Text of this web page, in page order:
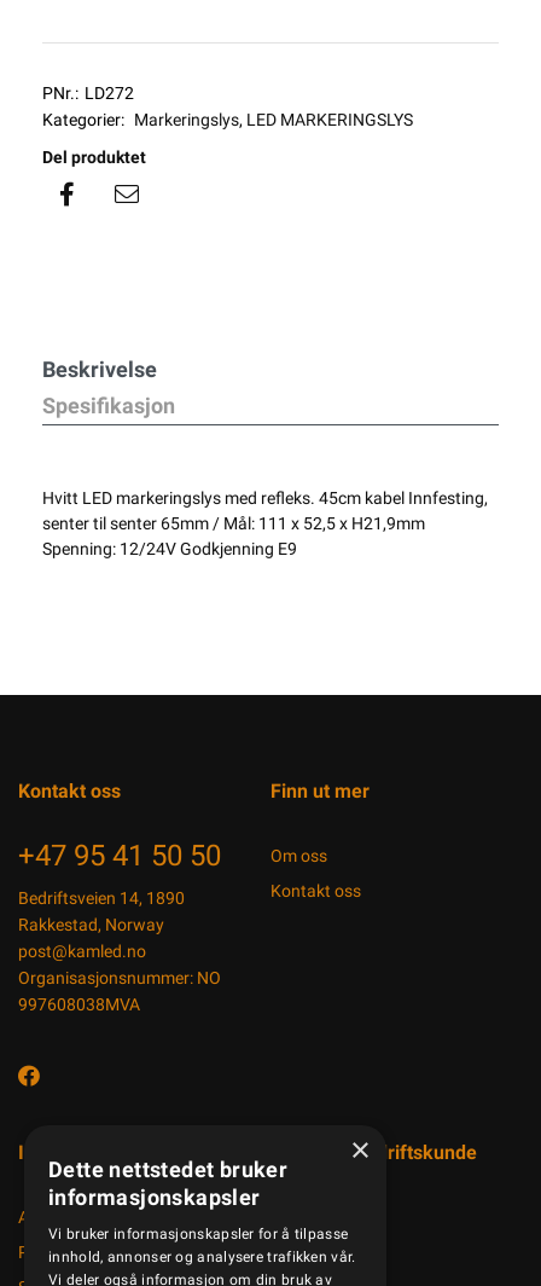
PNr.: LD272
Kategorier: Markeringslys, LED MARKERINGSLYS
Del produktet
Beskrivelse
Spesifikasjon
Hvitt LED markeringslys med refleks. 45cm kabel Innfesting,
senter til senter 65mm / Mål: 111 x 52,5 x H21,9mm
Spenning: 12/24V Godkjenning E9
Kontakt oss
+47 95 41 50 50
Bedriftsveien 14, 1890
Rakkestad, Norway
post@kamled.no
Organisasjonsnummer: NO
997608038MVA
Finn ut mer
Om oss
Kontakt oss
Informasjon
Aktuelt
Produktkatalog
Registrer bedriftskunde
×
Dette nettstedet bruker
informasjonskapsler
Vi bruker informasjonskapsler for å tilpasse
innhold, annonser og analysere trafikken vår.
Vi deler også informasjon om din bruk av